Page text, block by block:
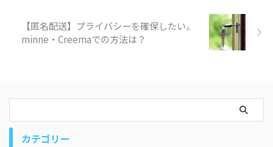
【匿名配送】プライバシーを確保したい。
minne・Creemaでの方法は？
カテゴリー